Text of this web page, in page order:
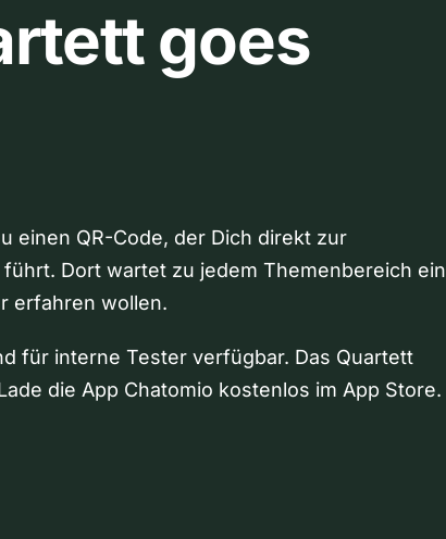
goes
einen QR-Code, der Dich direkt zur
Dort wartet zu jedem Themenbereich ein
erfahren wollen.
für interne Tester verfügbar. Das Quartett
die App Chatomio kostenlos im App Store.